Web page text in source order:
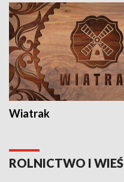
Wiatrak
ROLNICTWO I WIEŚ